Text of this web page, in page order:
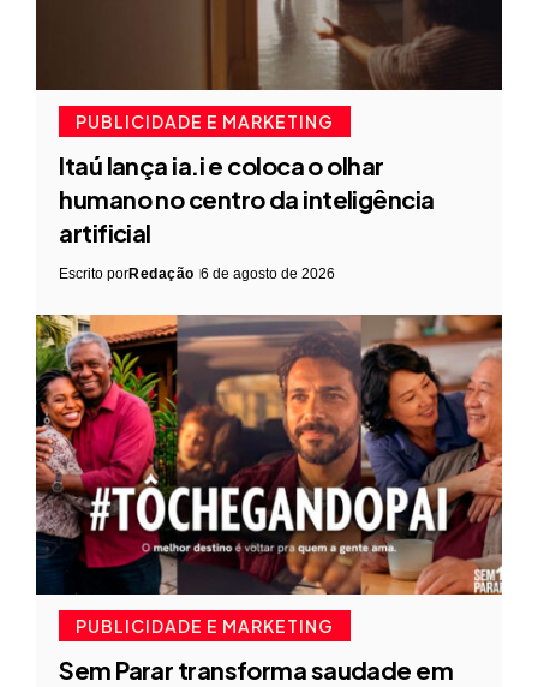
PUBLICIDADE E MARKETING
Itaú lança ia.i e coloca o olhar
humano no centro da inteligência
artificial
Escrito porRedação 6 de agosto de 2026
PUBLICIDADE E MARKETING
Sem Parar transforma saudade em